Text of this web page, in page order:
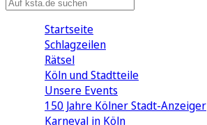
Startseite
Schlagzeilen
Rätsel
Köln und Stadtteile
Unsere Events
150 Jahre Kölner Stadt-Anzeiger
Karneval in Köln